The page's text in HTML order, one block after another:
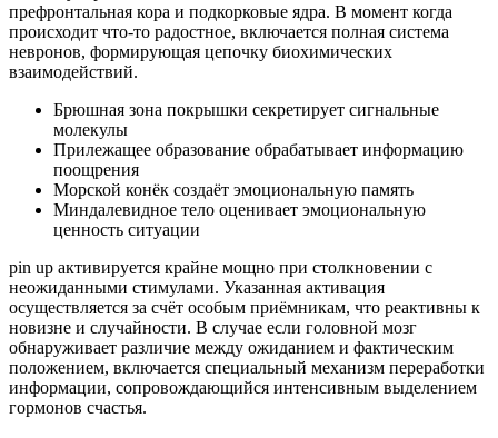
префронтальная кора и подкорковые ядра. В момент когда
происходит что-то радостное, включается полная система
невронов, формирующая цепочку биохимических
взаимодействий.
Брюшная зона покрышки секретирует сигнальные
молекулы
Прилежащее образование обрабатывает информацию
поощрения
Морской конёк создаёт эмоциональную память
Миндалевидное тело оценивает эмоциональную
ценность ситуации
pin up активируется крайне мощно при столкновении с
неожиданными стимулами. Указанная активация
осуществляется за счёт особым приёмникам, что реактивны к
новизне и случайности. В случае если головной мозг
обнаруживает различие между ожиданием и фактическим
положением, включается специальный механизм переработки
информации, сопровождающийся интенсивным выделением
гормонов счастья.